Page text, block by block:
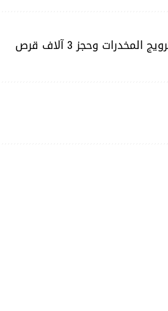
سوسة: الإطاحة بشبكة لترويج المخدرات وحجز 3 آلاف قرص